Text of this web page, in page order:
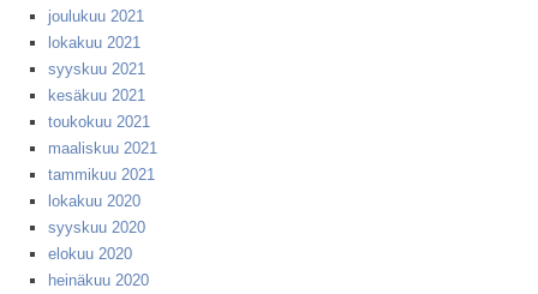
joulukuu 2021
lokakuu 2021
syyskuu 2021
kesäkuu 2021
toukokuu 2021
maaliskuu 2021
tammikuu 2021
lokakuu 2020
syyskuu 2020
elokuu 2020
heinäkuu 2020